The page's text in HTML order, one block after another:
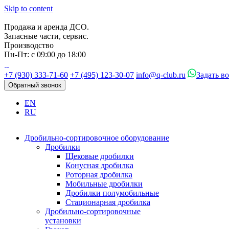
Skip to content
Продажа и аренда ДСО.
Запасные части, сервис.
Производство
Пн-Пт: с 09:00 до 18:00
+7 (930) 333-71-60 +7 (495) 123-30-07 info@q-club.ru Задать
Обратный звонок
EN
RU
Дробильно-сортировочное оборудование
Дробилки
Щековые дробилки
Конусная дробилка
Роторная дробилка
Мобильные дробилки
Дробилки полумобильные
Стационарная дробилка
Дробильно-сортировочные
установки